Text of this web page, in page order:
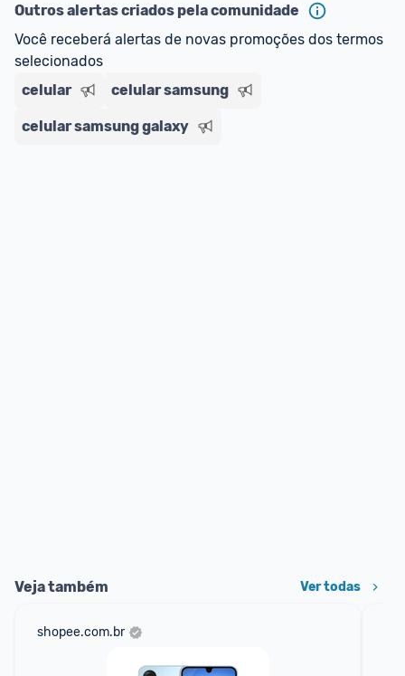
Outros alertas criados pela comunidade
Você receberá alertas de novas promoções dos termos
selecionados
celular
celular samsung
celular samsung galaxy
Veja também Ver todas
shopee.com.br